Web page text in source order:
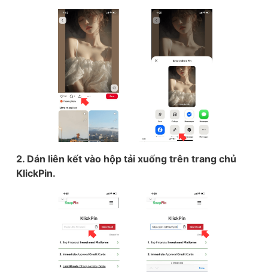
2. Dán liên kết vào hộp tải xuống trên trang chủ
KlickPin.